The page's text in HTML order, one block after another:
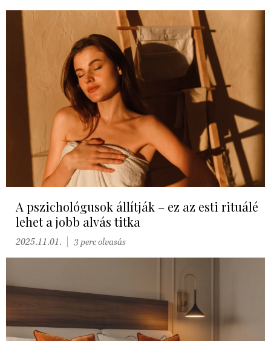
A pszichológusok állítják – ez az esti rituálé
lehet a jobb alvás titka
2025.11.01. 3 perc olvasás